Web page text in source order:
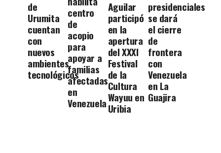
de
Urumita
cuentan
con
nuevos
ambientes
tecnológicos
centro
de
acopio
para
apoyar a
familias
afectadas
en
Venezuela
Aguilar
participó
en la
apertura
del XXXI
Festival
de la
Cultura
Wayuu en
Uribia
presidenciales
se dará
el cierre
de
frontera
con
Venezuela
en La
Guajira